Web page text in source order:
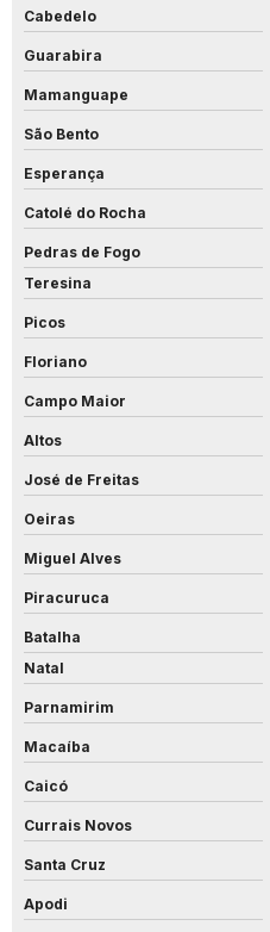
Cabedelo
Guarabira
Mamanguape
São Bento
Esperança
Catolé do Rocha
Pedras de Fogo
Teresina
Picos
Floriano
Campo Maior
Altos
José de Freitas
Oeiras
Miguel Alves
Piracuruca
Batalha
Natal
Parnamirim
Macaíba
Caicó
Currais Novos
Santa Cruz
Apodi